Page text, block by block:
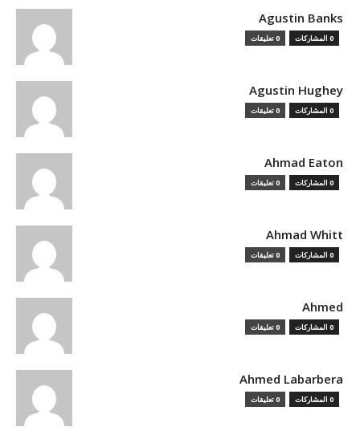
Agustin Banks
0 المشاركات 0 تعليقات
Agustin Hughey
0 المشاركات 0 تعليقات
Ahmad Eaton
0 المشاركات 0 تعليقات
Ahmad Whitt
0 المشاركات 0 تعليقات
Ahmed
0 المشاركات 0 تعليقات
Ahmed Labarbera
0 المشاركات 0 تعليقات